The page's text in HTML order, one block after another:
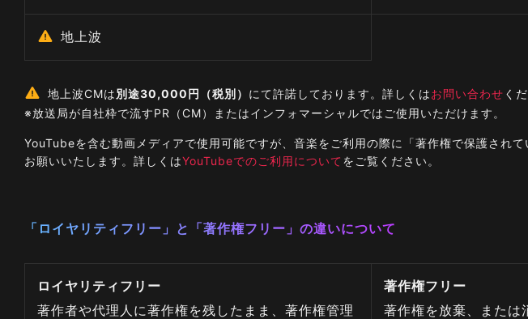
地上波
地上波CMは別途30,000円（税別） にて許諾しております。詳しくはお問い合わせ く
※放送局が自社枠で流すPR（CM）またはインフォマーシャルではご使用いただけます。
YouTubeを含む動画メディアで使用可能ですが、音楽をご利用の際に「著作権で保護され
お願いいたします。詳しくはYouTubeでのご利用についてをご覧ください。
「ロイヤリティフリー」と「著作権フリー」の違いについて
ロイヤリティフリー
著作者や代理人に著作権を残したまま、著作権管理
著作権フリー
著作権を放棄、または